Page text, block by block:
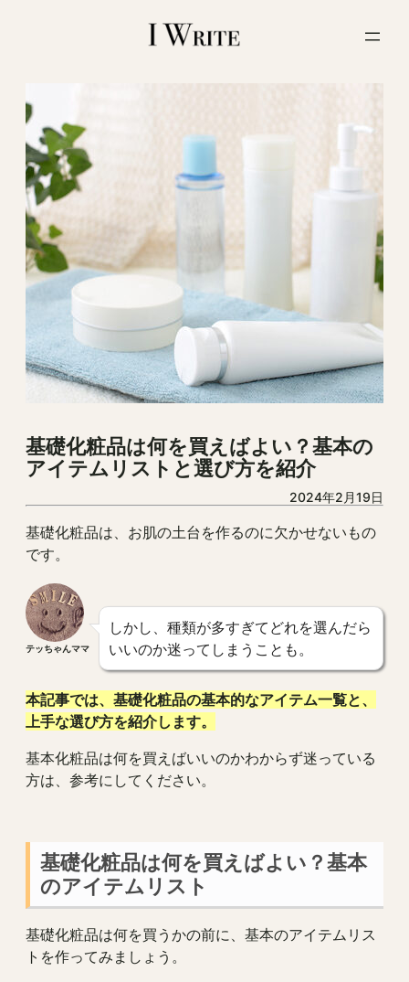
基礎化粧品は何を買えばよい？基本の
アイテムリストと選び方を紹介
2024年2月19日
基礎化粧品は、お肌の土台を作るのに欠かせないもの
です。
テッちゃんママ
しかし、種類が多すぎてどれを選んだら
いいのか迷ってしまうことも。
本記事では、基礎化粧品の基本的なアイテム一覧と、
上手な選び方を紹介します。
基本化粧品は何を買えばいいのかわからず迷っている
方は、参考にしてください。
基礎化粧品は何を買えばよい？基本
のアイテムリスト
基礎化粧品は何を買うかの前に、基本のアイテムリス
トを作ってみましょう。